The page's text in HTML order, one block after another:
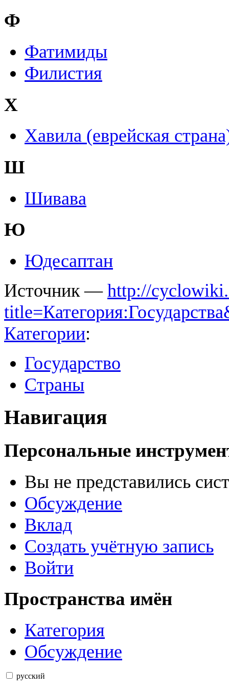
Ф
Фатимиды
Филистия
Х
Хавила (еврейская
Ш
Шивава
Ю
Юдесаптан
Источник — http://
Категории:
Государство
Страны
Навигация
Персональные
Вы не представились
Обсуждение
Вклад
Создать учётную запись
Войти
Пространства имён
Категория
Обсуждение
русский